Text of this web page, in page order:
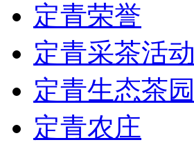
定青荣誉
定青采茶活动
定青生态茶园
定青农庄